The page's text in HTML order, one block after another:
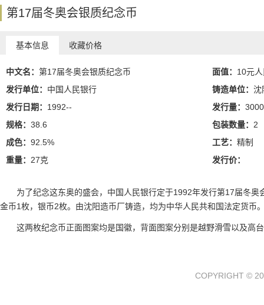
第17届冬奥会银质纪念币
基本信息 收藏价格
中文名： 第17届冬奥会银质纪念币 面值： 10元
发行单位： 中国人民银行 铸造单位： 沈
发行日期： 1992-- 发行量：
规格： 38.6 包装数量： 2
成色： 92.5% 工艺： 精制
重量： 27克 发行价：
为了纪念这东奥的盛会，中国人民银行定于1992年发行第17届冬
金币1枚，银币2枚。由沈阳造币厂铸造，均为中华人民共和国法定货币
这两枚纪念币正面图案均是国徽，背面图案分别是越野滑雪以及高
COPYRIGHT ©